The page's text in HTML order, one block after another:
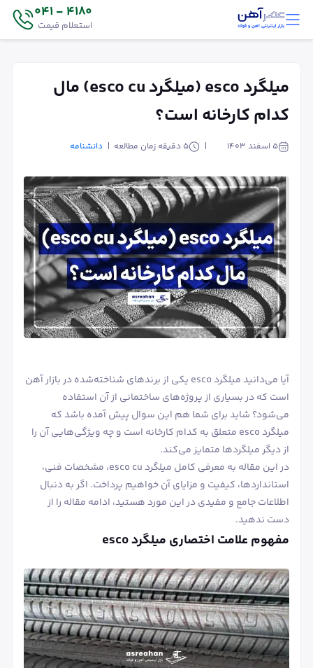
4180 - 041
استعلام قیمت
میلگرد esco (میلگرد esco cu) مال
کدام کارخانه است؟
۵ اسفند ۱۴۰۳ 5 دقیقه زمان مطالعه دانشنامه
آیا می‌دانید میلگرد esco یکی از برندهای شناخته‌شده در بازار آهن
است که در بسیاری از پروژه‌های ساختمانی از آن استفاده
می‌شود؟ شاید برای شما هم این سوال پیش آمده باشد که
میلگرد esco متعلق به کدام کارخانه است و چه ویژگی‌هایی آن را
از دیگر میلگردها متمایز می‌کند.
در این مقاله به معرفی کامل میلگرد esco cu، مشخصات فنی،
استانداردها، کیفیت و مزایای آن خواهیم پرداخت. اگر به دنبال
اطلاعات جامع و مفیدی در این مورد هستید، ادامه مقاله را از
دست ندهید.
مفهوم علامت اختصاری میلگرد esco